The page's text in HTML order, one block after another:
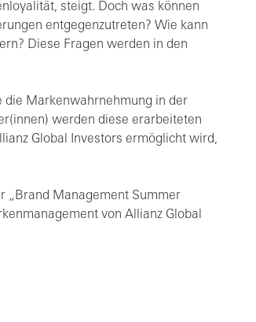
steigt. Doch was können
entgegenzutreten? Wie kann
Diese Fragen werden in den
die Markenwahrnehmung in der
werden diese erarbeiteten
Global Investors ermöglicht wird,
„Brand Management Summer
von Allianz Global